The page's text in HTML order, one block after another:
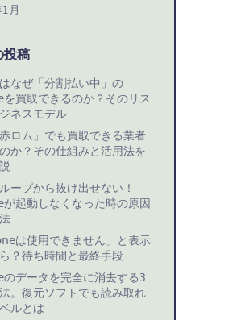
月
稿
なぜ「分割払い中」の
買取できるのか？そのリス
ネスモデル
ロム」でも買取できる業者
か？その仕組みと活用法を
ープから抜け出せない！
起動しなくなった時の原因
は使用できません」と表示
？待ち時間と最終手段
データを完全に消去する3
。復元ソフトでも読み取れ
ルとは